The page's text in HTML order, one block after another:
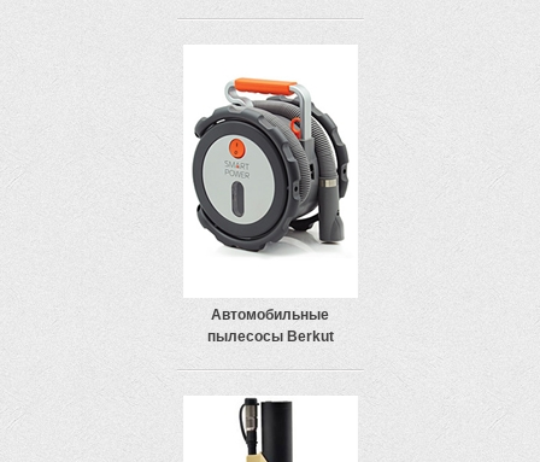
Автомобильные
пылесосы Berkut